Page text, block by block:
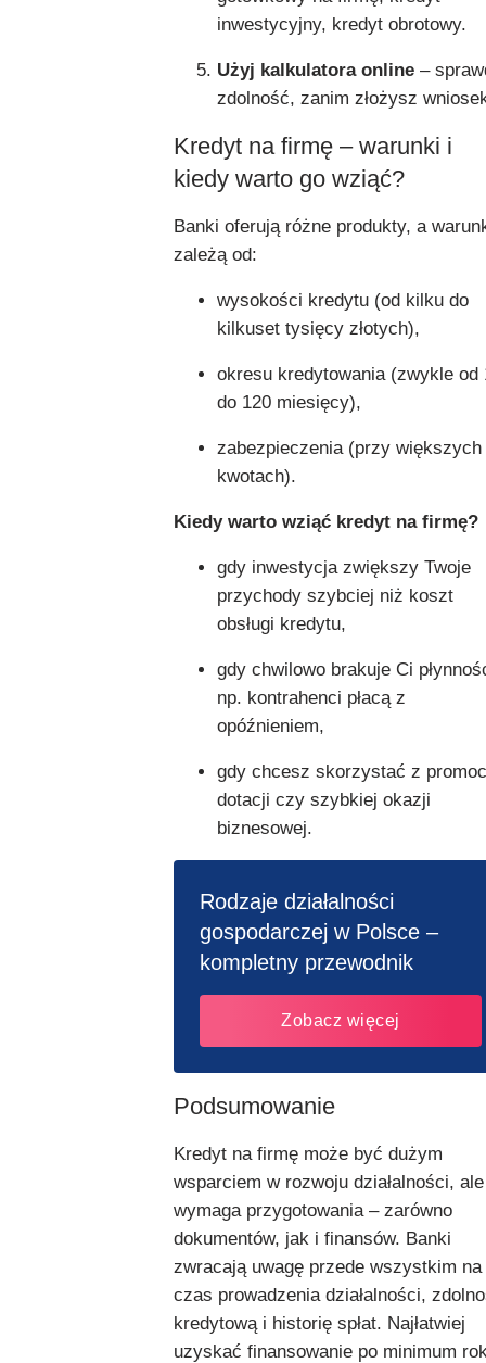
inwestycyjny, kredyt obrotowy.
Użyj kalkulatora online –
zdolność, zanim złożysz
Kredyt na firmę – warunki i
kiedy warto go wziąć?
Banki oferują różne produkty, a
zależą od:
wysokości kredytu (od kilku do
kilkuset tysięcy złotych),
okresu kredytowania (zwykle od
do 120 miesięcy),
zabezpieczenia (przy większych
kwotach).
Kiedy warto wziąć kredyt na firmę?
gdy inwestycja zwiększy Twoje
przychody szybciej niż koszt
obsługi kredytu,
gdy chwilowo brakuje Ci
np. kontrahenci płacą z
opóźnieniem,
gdy chcesz skorzystać z
dotacji czy szybkiej okazji
biznesowej.
Rodzaje działalności
gospodarczej w Polsce –
kompletny przewodnik
Zobacz więcej
Podsumowanie
Kredyt na firmę może być dużym
wsparciem w rozwoju działalności, ale
wymaga przygotowania – zarówno
dokumentów, jak i finansów. Banki
zwracają uwagę przede wszystkim na
czas prowadzenia działalności,
kredytową i historię spłat. Najłatwiej
uzyskać finansowanie po minimum